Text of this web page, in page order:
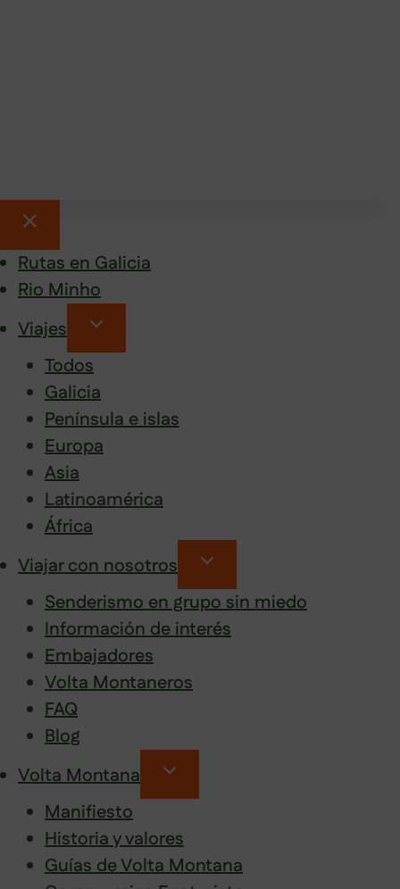
Rutas en Galicia
Rio Minho
Viajes
Todos
Galicia
Península e islas
Europa
Asia
Latinoamérica
África
Viajar con nosotros
Senderismo en grupo sin miedo
Información de interés
Embajadores
Volta Montaneros
FAQ
Blog
Volta Montana
Manifiesto
Historia y valores
Guías de Volta Montana